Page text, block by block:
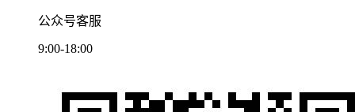
公众号客服
9:00-18:00